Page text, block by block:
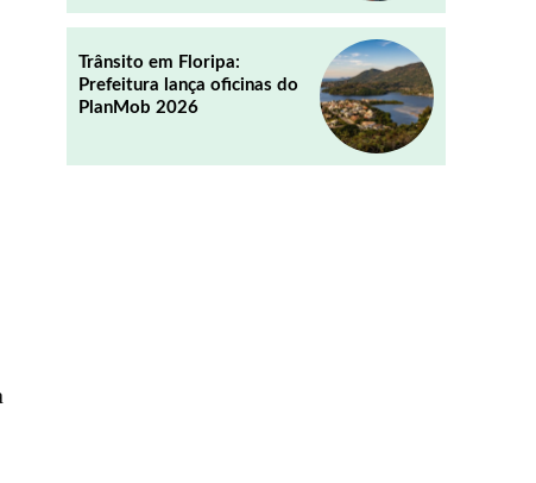
Trânsito em Floripa:
Prefeitura lança oficinas do
PlanMob 2026